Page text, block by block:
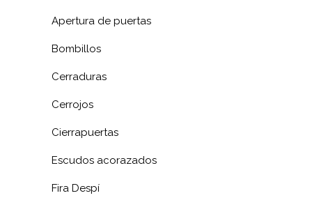
Apertura de puertas
Bombillos
Cerraduras
Cerrojos
Cierrapuertas
Escudos acorazados
Fira Despí